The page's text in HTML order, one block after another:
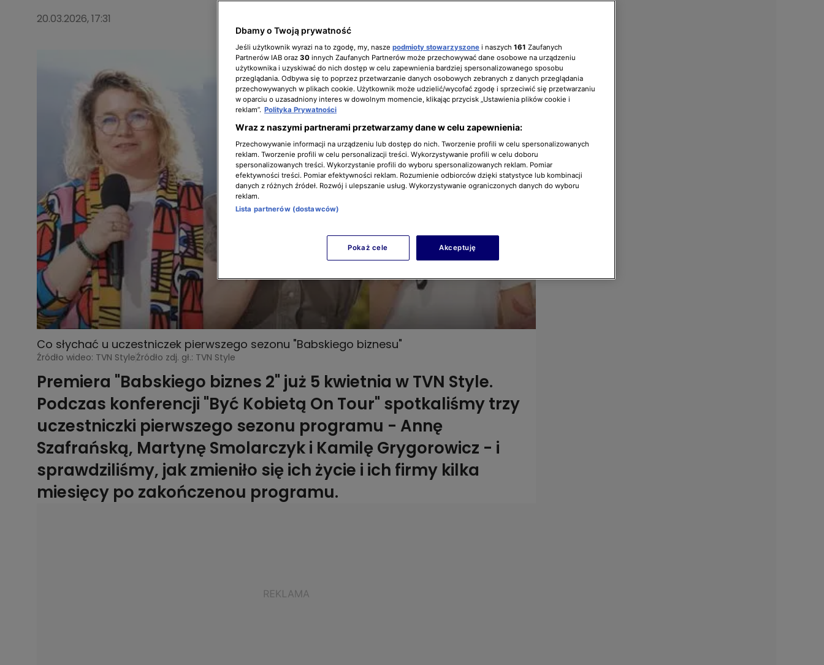
20.03.2026, 17:31
Co słychać u uczestniczek pierwszego sezonu "Babskiego biznesu"
Źródło wideo: TVN StyleŹródło zdj. gł.: TVN Style
Premiera "Babskiego biznes 2" już 5 kwietnia w TVN Style.
Podczas konferencji "Być Kobietą On Tour" spotkaliśmy trzy
uczestniczki pierwszego sezonu programu - Annę
Szafrańską, Martynę Smolarczyk i Kamilę Grygorowicz - i
sprawdziliśmy, jak zmieniło się ich życie i ich firmy kilka
miesięcy po zakończenou programu.
Dbamy o Twoją prywatność
Jeśli użytkownik wyrazi na to zgodę, my, nasze podmioty stowarzyszone i naszych 161 Zaufanych
Partnerów IAB oraz 30 innych Zaufanych Partnerów może przechowywać dane osobowe na urządzeniu
użytkownika i uzyskiwać do nich dostęp w celu zapewnienia bardziej spersonalizowanego sposobu
przeglądania. Odbywa się to poprzez przetwarzanie danych osobowych zebranych z danych przeglądania
przechowywanych w plikach cookie. Użytkownik może udzielić/wycofać zgodę i sprzeciwić się przetwarzaniu
w oparciu o uzasadniony interes w dowolnym momencie, klikając przycisk „Ustawienia plików cookie i
reklam”. Polityka Prywatności
Wraz z naszymi partnerami przetwarzamy dane w celu zapewnienia:
Przechowywanie informacji na urządzeniu lub dostęp do nich. Tworzenie profili w celu spersonalizowanych
reklam. Tworzenie profili w celu personalizacji treści. Wykorzystywanie profili w celu doboru
spersonalizowanych treści. Wykorzystanie profili do wyboru spersonalizowanych reklam. Pomiar
efektywności treści. Pomiar efektywności reklam. Rozumienie odbiorców dzięki statystyce lub kombinacji
danych z różnych źródeł. Rozwój i ulepszanie usług. Wykorzystywanie ograniczonych danych do wyboru
reklam.
Lista partnerów (dostawców)
Pokaż cele Akceptuję